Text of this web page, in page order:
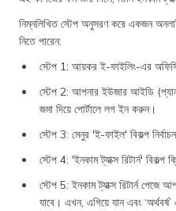
নিম্নলিখিত স্টেপ অনুসরণ করে একজন
নিতে পারেন:
স্টেপ 1: আয়কর ই-ফাইলিং-এর
স্টেপ 2: আপনার ইউজার আইডি
জমা দিয়ে পোর্টালে লগ ইন করুন।
স্টেপ 3: মেনুর 'ই-ফাইল' বিকল্প
স্টেপ 4: 'ইনকাম ট্যাক্স রিটার্ন'
স্টেপ 5: ইনকাম ট্যাক্স রিটার্ন পেজে
যাবে। এখন, এগিয়ে যান এবং